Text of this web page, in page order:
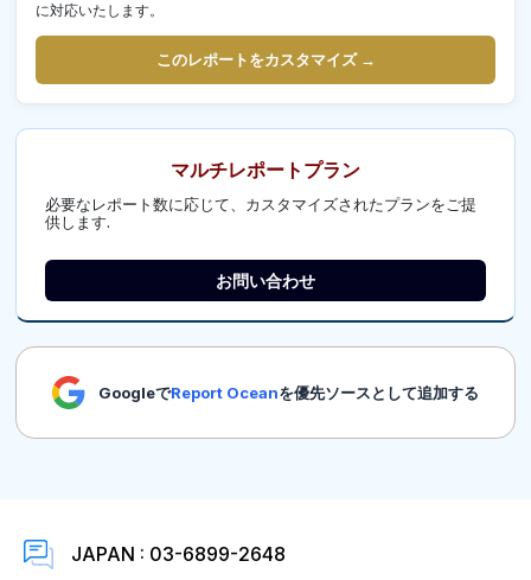
に対応いたします。
このレポートをカスタマイズ →
マルチレポートプラン
必要なレポート数に応じて、カスタマイズされたプランをご提
供します.
お問い合わせ
GoogleでReport Oceanを優先ソースとして追加する
JAPAN : 03-6899-2648